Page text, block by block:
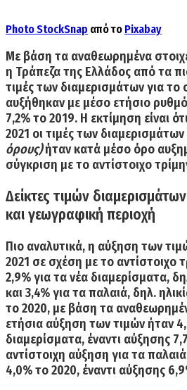
PhotoStockSnap από το Pixabay
Με βάση τα αναθεωρημένα
η Τράπεζα της Ελλάδος από τα
τιμές των διαμερισμάτων για το
αυξήθηκαν με μέσο ετήσιο
7,2% το 2019. Η εκτίμηση είναι
2021 οι τιμές των διαμερισμάτων
όρους)ήταν κατά μέσο όρο
σύγκριση με το αντίστοιχο
Δείκτες τιμών
και γεωγραφική περιοχή
Πιο αναλυτικά, η αύξηση των
2021 σε σχέση με το αντίστοιχο
2,9% για τα νέα διαμερίσματα,
και 3,4% για τα παλαιά, δηλ.
το 2020, με βάση τα
ετήσια αύξηση των τιμών ήταν
διαμερίσματα, έναντι αύξησης
αντίστοιχη αύξηση για τα
4,0% το 2020, έναντι αύξησης